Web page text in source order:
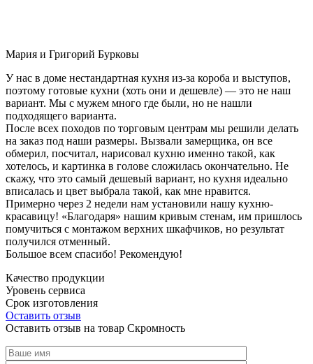
Мария и Григорий Бурковы
У нас в доме нестандартная кухня из-за короба и выступов,
поэтому готовые кухни (хоть они и дешевле) — это не наш
вариант. Мы с мужем много где были, но не нашли
подходящего варианта.
После всех походов по торговым центрам мы решили делать
на заказ под наши размеры. Вызвали замерщика, он все
обмерил, посчитал, нарисовал кухню именно такой, как
хотелось, и картинка в голове сложилась окончательно. Не
скажу, что это самый дешевый вариант, но кухня идеально
вписалась и цвет выбрала такой, как мне нравится.
Примерно через 2 недели нам установили нашу кухню-
красавицу! «Благодаря» нашим кривым стенам, им пришлось
помучиться с монтажом верхних шкафчиков, но результат
получился отменный.
Большое всем спасибо! Рекомендую!
Качество продукции
Уровень сервиса
Срок изготовления
Оставить отзыв
Оставить отзыв на товар Скромность